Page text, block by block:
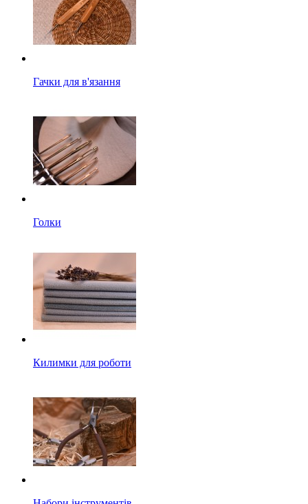
Гачки для в'язання
Голки
Килимки для роботи